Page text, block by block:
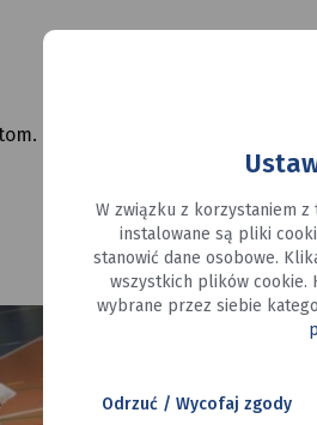
Uczniom I Liceum
Efektowna
na połowę
W związku z korzystaniem
instalowane są pliki
stanowić dane osobowe.
wszystkich plików cookie.
wybrane przez siebie
Odrzuć / Wycofaj zgody